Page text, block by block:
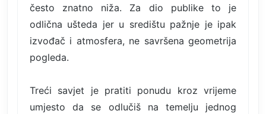
često znatno niža. Za dio publike to je
odlična ušteda jer u središtu pažnje je ipak
izvođač i atmosfera, ne savršena geometrija
pogleda.
Treći savjet je pratiti ponudu kroz vrijeme
umjesto da se odlučiš na temelju jednog